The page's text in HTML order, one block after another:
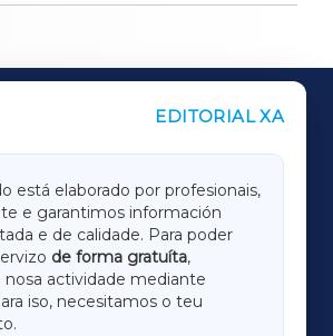
EDITORIAL XA
está elaborado por profesionais,
e garantimos información
e de calidade. Para poder
de forma gratuíta,
nosa actividade mediante
iso, necesitamos o teu
LUGOXA
TERRACHAXA